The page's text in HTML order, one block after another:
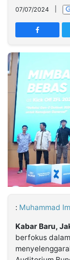
Network
PT
TREETAN
INDONESIA
Partner
Insight
NTB
Suara
Time
Lens
IDN
Daily
Jogja
Jalan
Rakyat
Idealita
News
Kita
Notice
Dinamikapost.com
Radar
Baru
Seedbacklink
Follow
Kabarbaru
07/07/2024
: Muhammad
Kabar Baru,
berfokus